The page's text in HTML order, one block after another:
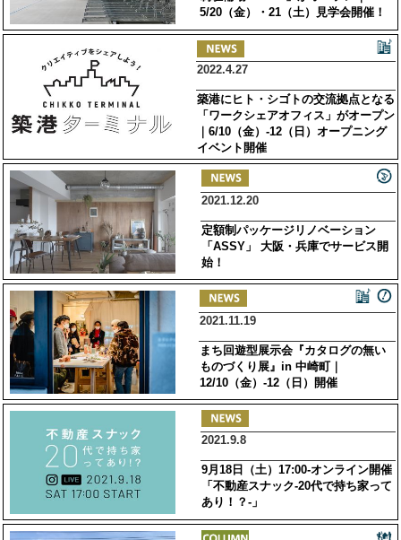
5/20（金）・21（土）見学会開催！
2022.4.27
築港にヒト・シゴトの交流拠点となる
「ワークシェアオフィス」がオープン
｜6/10（金）-12（日）オープニング
イベント開催
2021.12.20
定額制パッケージリノベーション
「ASSY」 大阪・兵庫でサービス開
始！
2021.11.19
まち回遊型展示会『カタログの無い
ものづくり展』in 中崎町｜
12/10（金）-12（日）開催
2021.9.8
9月18日（土）17:00-オンライン開催
「不動産スナック-20代で持ち家って
あり！？-」